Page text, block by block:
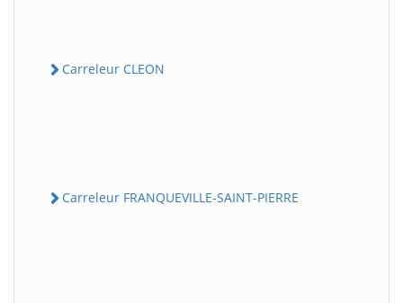
Carreleur CLEON
Carreleur FRANQUEVILLE-SAINT-PIERRE